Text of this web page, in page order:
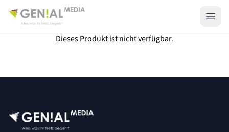
Dieses Produkt ist nicht verfügbar.